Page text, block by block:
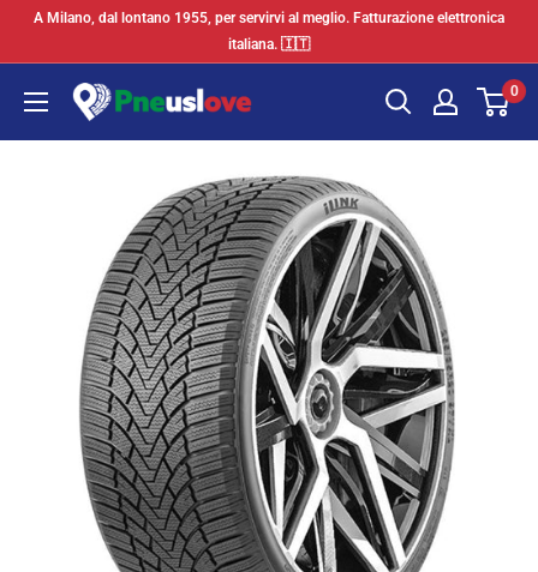
A Milano, dal lontano 1955, per servirvi al meglio. Fatturazione elettronica
italiana. 🇮🇹
Pneuslove 0